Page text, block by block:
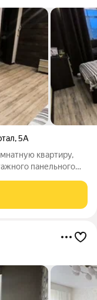
,5А
квартиру,
панельного
и санузле на